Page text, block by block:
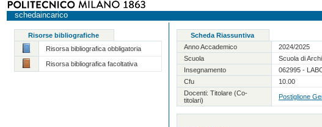
schedaincarico
Risorse bibliografiche
Risorsa bibliografica obbligatoria
Risorsa bibliografica facoltativa
Scheda Riassuntiva
Anno Accademico
2024/2025
Scuola
Scuola di
Insegnamento
062995 -
Cfu
10.00
Docenti: Titolare (Co-
titolari)
Postiglione